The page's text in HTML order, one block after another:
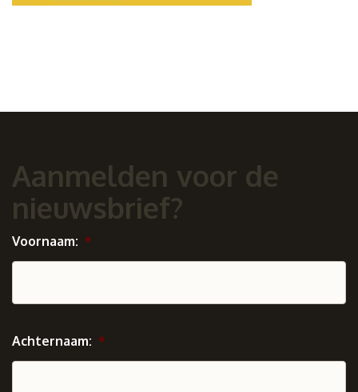
Aanmelden voor de
nieuwsbrief?
Voornaam: *
Achternaam: *